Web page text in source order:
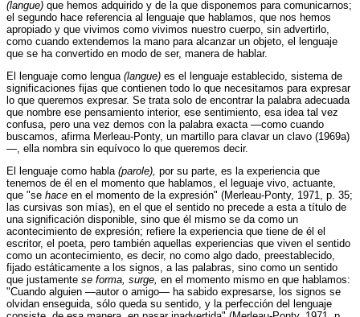
(langue) que hemos adquirido y de la que disponemos para comunicarnos;
el segundo hace referencia al lenguaje que hablamos, que nos hemos
apropiado y que vivimos como vivimos nuestro cuerpo, sin advertirlo,
como cuando extendemos la mano para alcanzar un objeto, el lenguaje
que se ha convertido en modo de ser, manera de hablar.
El lenguaje como lengua (langue) es el lenguaje establecido, sistema de
significaciones fijas que contienen todo lo que necesitamos para expresar
lo que queremos expresar. Se trata solo de encontrar la palabra adecuada
que nombre ese pensamiento interior, ese sentimiento, esa idea tal vez
confusa, pero una vez demos con la palabra exacta —como cuando
buscamos, afirma Merleau-Ponty, un martillo para clavar un clavo (1969a)
—, ella nombra sin equívoco lo que queremos decir.
El lenguaje como habla (parole), por su parte, es la experiencia que
tenemos de él en el momento que hablamos, el leguaje vivo, actuante,
que "se hace en el momento de la expresión" (Merleau-Ponty, 1971, p. 35;
las cursivas son mías), en el que el sentido no precede a esta a título de
una significación disponible, sino que él mismo se da como un
acontecimiento de expresión; refiere la experiencia que tiene de él el
escritor, el poeta, pero también aquellas experiencias que viven el sentido
como un acontecimiento, es decir, no como algo dado, preestablecido,
fijado estáticamente a los signos, a las palabras, sino como un sentido
que justamente se forma, surge, en el momento mismo en que hablamos:
"Cuando alguien —autor o amigo— ha sabido expresarse, los signos se
olvidan enseguida, sólo queda su sentido, y la perfección del lenguaje